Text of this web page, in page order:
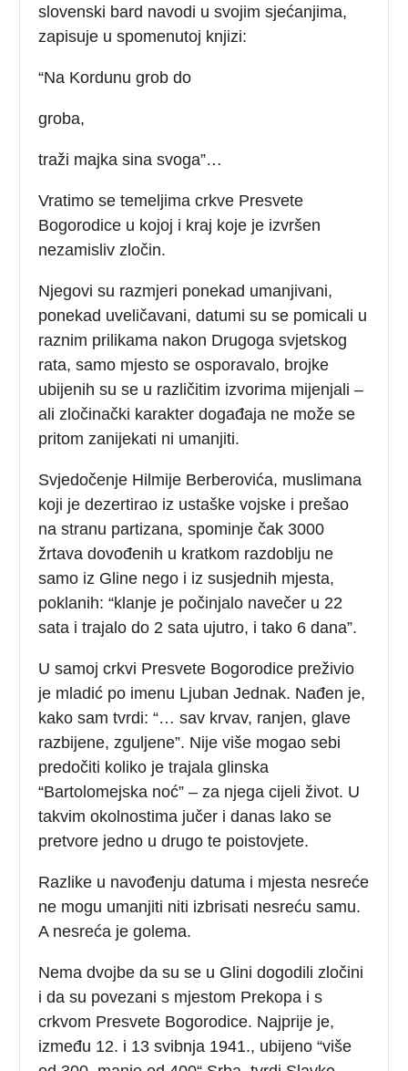
slovenski bard navodi u svojim sjećanjima,
zapisuje u spomenutoj knjizi:
“Na Kordunu grob do
groba,
traži majka sina svoga”…
Vratimo se temeljima crkve Presvete
Bogorodice u kojoj i kraj koje je izvršen
nezamisliv zločin.
Njegovi su razmjeri ponekad umanjivani,
ponekad uveličavani, datumi su se pomicali u
raznim prilikama nakon Drugoga svjetskog
rata, samo mjesto se osporavalo, brojke
ubijenih su se u različitim izvorima mijenjali –
ali zločinački karakter događaja ne može se
pritom zanijekati ni umanjiti.
Svjedočenje Hilmije Berberovića, muslimana
koji je dezertirao iz ustaške vojske i prešao
na stranu partizana, spominje čak 3000
žrtava dovođenih u kratkom razdoblju ne
samo iz Gline nego i iz susjednih mjesta,
poklanih: “klanje je počinjalo navečer u 22
sata i trajalo do 2 sata ujutro, i tako 6 dana”.
U samoj crkvi Presvete Bogorodice preživio
je mladić po imenu Ljuban Jednak. Nađen je,
kako sam tvrdi: “… sav krvav, ranjen, glave
razbijene, zguljene”. Nije više mogao sebi
predočiti koliko je trajala glinska
“Bartolomejska noć” – za njega cijeli život. U
takvim okolnostima jučer i danas lako se
pretvore jedno u drugo te poistovjete.
Razlike u navođenju datuma i mjesta nesreće
ne mogu umanjiti niti izbrisati nesreću samu.
A nesreća je golema.
Nema dvojbe da su se u Glini dogodili zločini
i da su povezani s mjestom Prekopa i s
crkvom Presvete Bogorodice. Najprije je,
između 12. i 13 svibnja 1941., ubijeno “više